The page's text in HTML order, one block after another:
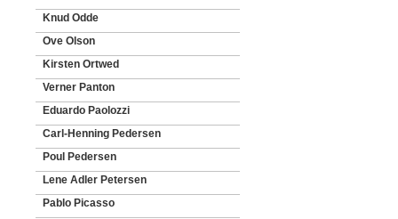
Knud Odde
Ove Olson
Kirsten Ortwed
Verner Panton
Eduardo Paolozzi
Carl-Henning Pedersen
Poul Pedersen
Lene Adler Petersen
Pablo Picasso